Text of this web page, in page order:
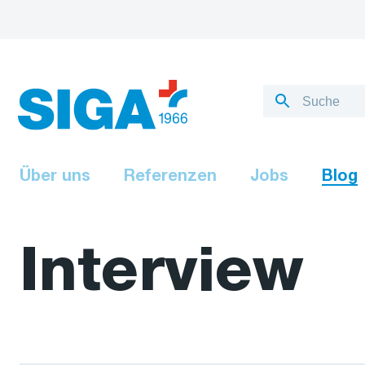
Über uns Referenzen Jobs Blog
Interview